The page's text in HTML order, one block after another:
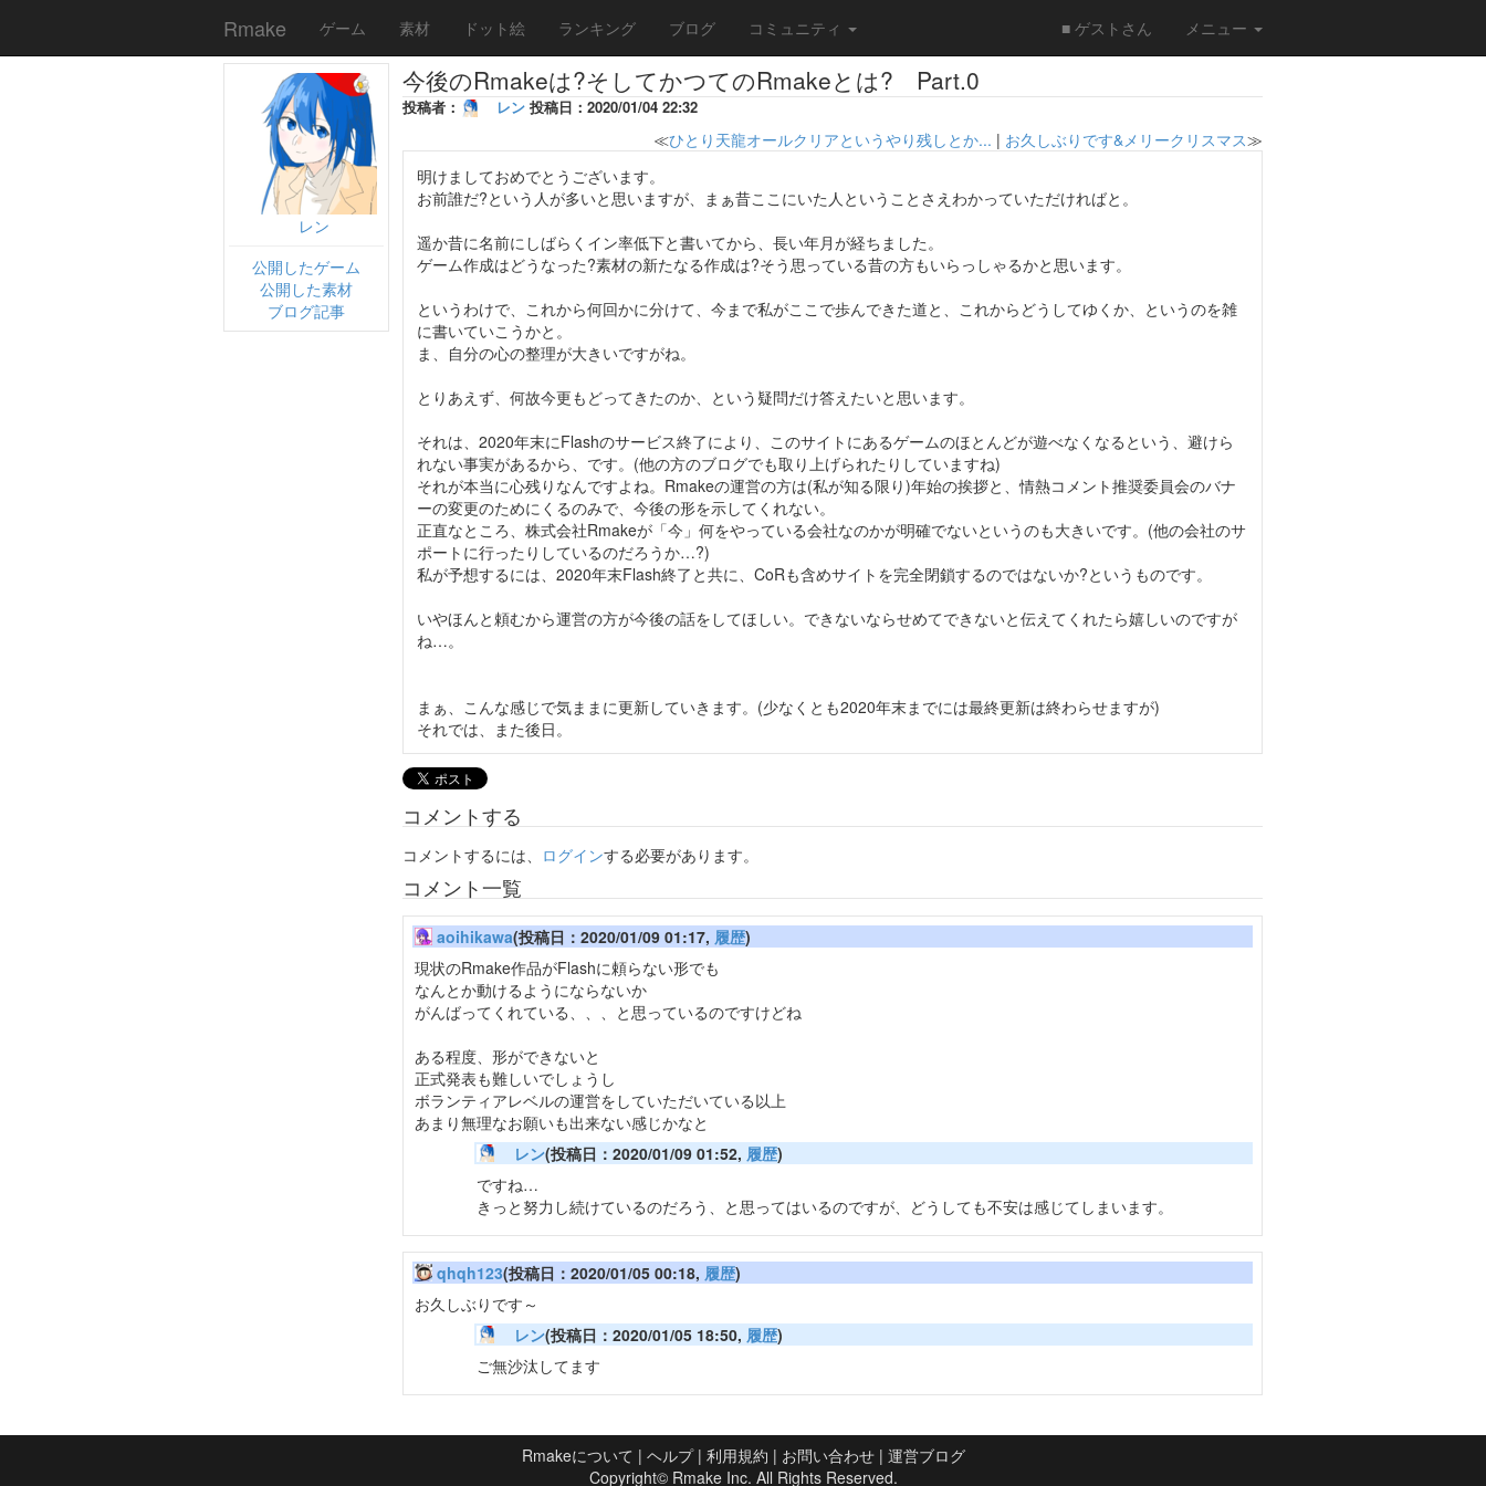
Rmake ゲーム 素材 ドット絵 ランキング ブログ コミュニティ ■ ゲストさん メニュー
レン
公開したゲーム
公開した素材
ブログ記事
今後のRmakeは?そしてかつてのRmakeとは? Part.0
投稿者： レン投稿日：2020/01/04 22:32
≪ひとり天龍オールクリアというやり残しとか... | お久しぶりです&メリークリスマス≫
明けましておめでとうございます。
お前誰だ?という人が多いと思いますが、まぁ昔ここにいた人ということさえわかっていただければと。
遥か昔に名前にしばらくイン率低下と書いてから、長い年月が経ちました。
ゲーム作成はどうなった?素材の新たなる作成は?そう思っている昔の方もいらっしゃるかと思います。
というわけで、これから何回かに分けて、今まで私がここで歩んできた道と、これからどうしてゆくか、というのを雑
に書いていこうかと。
ま、自分の心の整理が大きいですがね。
とりあえず、何故今更もどってきたのか、という疑問だけ答えたいと思います。
それは、2020年末にFlashのサービス終了により、このサイトにあるゲームのほとんどが遊べなくなるという、避けら
れない事実があるから、です。(他の方のブログでも取り上げられたりしていますね)
それが本当に心残りなんですよね。Rmakeの運営の方は(私が知る限り)年始の挨拶と、情熱コメント推奨委員会のバナ
ーの変更のためにくるのみで、今後の形を示してくれない。
正直なところ、株式会社Rmakeが「今」何をやっている会社なのかが明確でないというのも大きいです。(他の会社のサ
ポートに行ったりしているのだろうか…?)
私が予想するには、2020年末Flash終了と共に、CoRも含めサイトを完全閉鎖するのではないか?というものです。
いやほんと頼むから運営の方が今後の話をしてほしい。できないならせめてできないと伝えてくれたら嬉しいのですが
ね…。
まぁ、こんな感じで気ままに更新していきます。(少なくとも2020年末までには最終更新は終わらせますが)
それでは、また後日。
コメントする
コメントするには、 ログインする必要があります。
コメント一覧
aoihikawa(投稿日：2020/01/09 01:17, 履歴)
現状のRmake作品がFlashに頼らない形でも
なんとか動けるようにならないか
がんばってくれている、、、と思っているのですけどね
ある程度、形ができないと
正式発表も難しいでしょうし
ボランティアレベルの運営をしていただいている以上
あまり無理なお願いも出来ない感じかなと
レン(投稿日：2020/01/09 01:52, 履歴)
ですね…
きっと努力し続けているのだろう、と思ってはいるのですが、どうしても不安は感じてしまいます。
qhqh123(投稿日：2020/01/05 00:18, 履歴)
お久しぶりです～
レン(投稿日：2020/01/05 18:50, 履歴)
ご無沙汰してます
Rmakeについて | ヘルプ| 利用規約 | お問い合わせ| 運営ブログ
Copyright© Rmake Inc. All Rights Reserved.